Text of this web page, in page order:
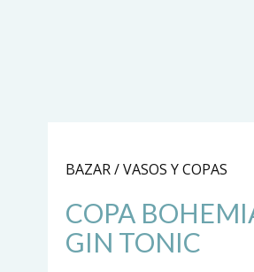
BAZAR / VASOS Y COPAS
COPA
GIN TONIC